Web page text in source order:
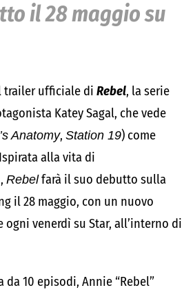
il 28 maggio su
trailer ufficiale di Rebel, la serie
Katey Sagal, che vede
Anatomy, Station 19) come
alla vita di
Rebelfarà il suo debutto sulla
il 28 maggio, con un nuovo
venerdì su Star, all’interno di
da 10 episodi, Annie “Rebel”